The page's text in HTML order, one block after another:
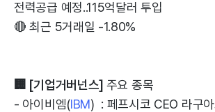
전력공급 예정..115억달러 투입
🔴 최근 5거래일 -1.80%
🏢 [기업거버넌스] 주요 종목
- 아이비엠(IBM) : 페프시코 CEO 라구